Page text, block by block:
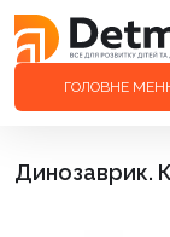
ГОЛОВНЕ
Динозаврик.